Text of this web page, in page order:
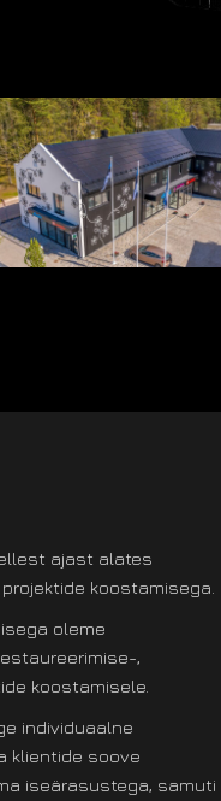
ajast alates
koostamisega.
oleme
,
koostamisele.
individuaalne
klientide soove
iseärasustega, samuti